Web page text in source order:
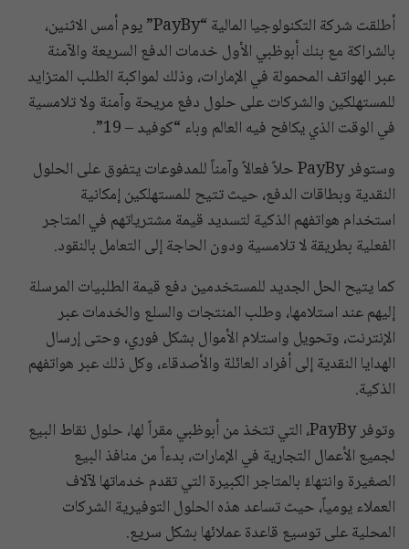
أطلقت شركة التكنولوجيا المالية “PayBy” يوم أمس الاثنين،
بالشراكة مع بنك أبوظبي الأول خدمات الدفع السريعة والآمنة
عبر الهواتف المحمولة في الإمارات، وذلك لمواكبة الطلب المتزايد
للمستهلكين والشركات على حلول دفع مريحة وآمنة ولا تلامسية
في الوقت الذي يكافح فيه العالم وباء “كوفيد – 19”.
وستوفر PayBy حلاً فعالاً وآمناً للمدفوعات يتفوق على الحلول
النقدية وبطاقات الدفع، حيث تتيح للمستهلكين إمكانية
استخدام هواتفهم الذكية لتسديد قيمة مشترياتهم في المتاجر
الفعلية بطريقة لا تلامسية ودون الحاجة إلى التعامل بالنقود.
كما يتيح الحل الجديد للمستخدمين دفع قيمة الطلبيات المرسلة
إليهم عند استلامها، وطلب المنتجات والسلع والخدمات عبر
الإنترنت، وتحويل واستلام الأموال بشكل فوري، وحتى إرسال
الهدايا النقدية إلى أفراد العائلة والأصدقاء، وكل ذلك عبر هواتفهم
الذكية.
وتوفر PayBy، التي تتخذ من أبوظبي مقراً لها، حلول نقاط البيع
لجميع الأعمال التجارية في الإمارات، بدءاً من منافذ البيع
الصغيرة وانتهاءً بالمتاجر الكبيرة التي تقدم خدماتها لآلاف
العملاء يومياً، حيث تساعد هذه الحلول التوفيرية الشركات
المحلية على توسيع قاعدة عملائها بشكل سريع.